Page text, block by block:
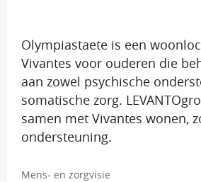
Olympiastaete is een
Vivantes voor ouderen die
aan zowel psychische
somatische zorg.
samen met Vivantes wonen,
ondersteuning.
Mens- en zorgvisie